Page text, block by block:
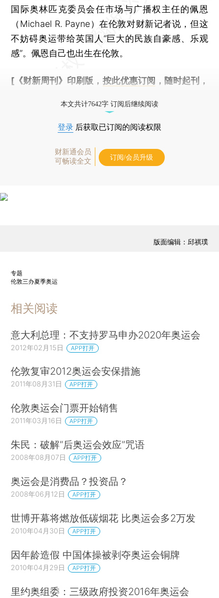
国际奥林匹克委员会任市场与广播权主任的佩恩
（Michael R. Payne）在伦敦对财新记者说，但这
不妨碍奥运带给英国人“巨大的民族自豪感、乐观
感”。佩恩自己也出生在伦敦。
[《财新周刊》印刷版， 按此优惠订阅 ，随时起刊，
本文共计7642字 订阅后继续阅读
登录 后获取已订阅的阅读权限
财新通会员
可畅读全文
订阅/会员升级
版面编辑：邱祺璞
专题
伦敦三办夏季奥运
相关阅读
意大利总理：不支持罗马申办2020年奥运会
2012年02月15日 APP打开
伦敦复审2012奥运会安保措施
2011年08月31日 APP打开
伦敦奥运会门票开始销售
2011年03月16日 APP打开
朱民：破解“后奥运会效应”咒语
2008年08月07日 APP打开
奥运会是消费品？投资品？
2008年06月12日 APP打开
世博开幕将燃放低碳烟花 比奥运会多2万发
2010年04月30日 APP打开
因年龄造假 中国体操被剥夺奥运会铜牌
2010年04月29日 APP打开
里约奥组委：三级政府投资2016年奥运会